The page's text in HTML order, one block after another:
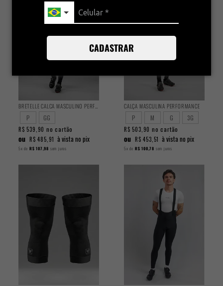
CADASTRAR
P GG
R$ 539,90 no cartão
ou R$ 485,91 à vista no pix
5x de R$ 107,98 sem juros
CALÇA MASCULINA PERFORMANCE
P M G 3G
R$ 503,90 no cartão
ou R$ 453,51 à vista no pix
5x de R$ 100,78 sem juros